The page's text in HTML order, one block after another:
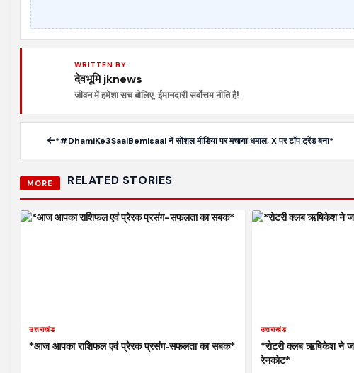
WRITTEN BY
देवभूमि jknews
जीवन में हमेशा सच बोलिए, ईमानदारी सर्वोत्तम नीति है!
*#DhamiKe3SaalBemisaal ने सोशल मीडिया पर मचाया धमाल, X पर टॉप ट्रेंड बना*
MORE RELATED STORIES
उत्तराखंड
*आज आपका राशिफल एवं प्रेरक प्रसंग-सफलता का सबक*
उत्तराखंड
*रोटरी क्लब ऋषिकेश ने
रेनकोट*